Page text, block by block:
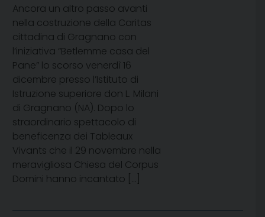
Ancora un altro passo avanti
nella costruzione della Caritas
cittadina di Gragnano con
l’iniziativa “Betlemme casa del
Pane” lo scorso venerdì 16
dicembre presso l’Istituto di
Istruzione superiore don L. Milani
di Gragnano (NA). Dopo lo
straordinario spettacolo di
beneficenza dei Tableaux
Vivants che il 29 novembre nella
meravigliosa Chiesa del Corpus
Domini hanno incantato […]